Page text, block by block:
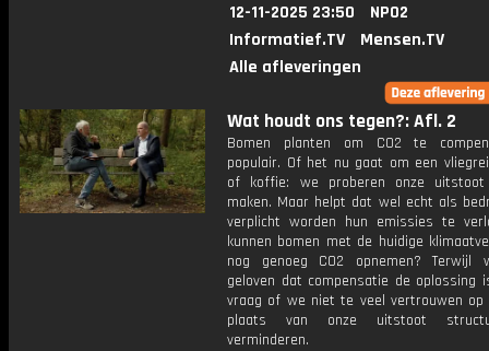
12-11-2025 23:50
NPO2
Informatief.TV
Mensen.TV
Alle afleveringen
Wat houdt ons tegen?: Afl. 2
Bomen planten om CO2 te
populair. Of het nu gaat om een
of koffie: we proberen onze
maken. Maar helpt dat wel echt als
verplicht worden hun emissies te
kunnen bomen met de huidige
nog genoeg CO2 opnemen? Terwijl
geloven dat compensatie de oplossing
vraag of we niet te veel vertrouwen op
plaats van onze uitstoot
verminderen.